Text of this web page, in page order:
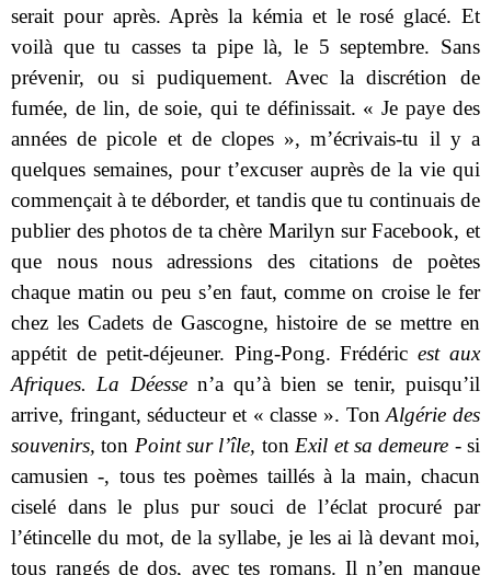
serait pour après. Après la kémia et le rosé glacé. Et
voilà que tu casses ta pipe là, le 5 septembre. Sans
prévenir, ou si pudiquement. Avec la discrétion de
fumée, de lin, de soie, qui te définissait. « Je paye des
années de picole et de clopes », m’écrivais-tu il y a
quelques semaines, pour t’excuser auprès de la vie qui
commençait à te déborder, et tandis que tu continuais de
publier des photos de ta chère Marilyn sur Facebook, et
que nous nous adressions des citations de poètes
chaque matin ou peu s’en faut, comme on croise le fer
chez les Cadets de Gascogne, histoire de se mettre en
appétit de petit-déjeuner. Ping-Pong. Frédéricest aux
Afriques. La Déessen’a qu’à bien se tenir, puisqu’il
arrive, fringant, séducteur et « classe ». TonAlgérie des
souvenirs,ton Point sur l’île, ton Exil et sa demeure - si
camusien -, tous tes poèmes taillés à la main, chacun
ciselé dans le plus pur souci de l’éclat procuré par
l’étincelle du mot, de la syllabe, je les ai là devant moi,
tous rangés de dos, avec tes romans. Il n’en manque